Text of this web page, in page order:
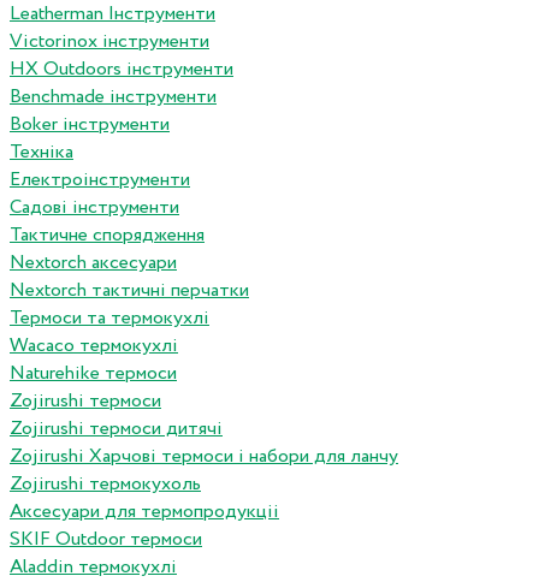
Leatherman Інструменти
Victorinox інструменти
HX Outdoors інструменти
Benchmade інструменти
Boker інструменти
Техніка
Електроінструменти
Садові інструменти
Тактичне спорядження
Nextorch аксесуари
Nextorch тактичні перчатки
Термоси та термокухлі
Wacaco термокухлі
Naturehike термоси
Zojirushi термоси
Zojirushi термоси дитячі
Zojirushi Харчові термоси і набори для ланчу
Zojirushi термокухоль
Аксесуари для термопродукціі
SKIF Outdoor термоси
Aladdin термокухлі